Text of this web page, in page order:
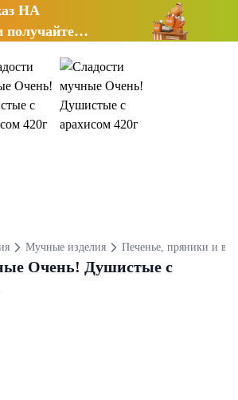
НА
Мучные изделия Печенье, пряники и
Очень! Душистые с